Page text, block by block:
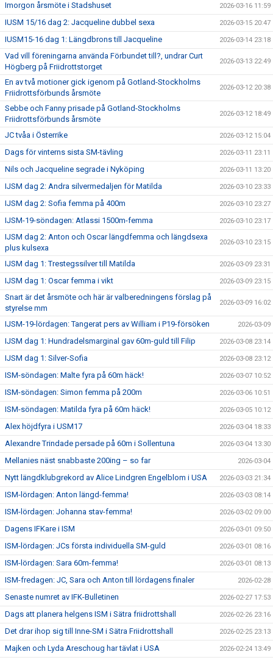
Imorgon årsmöte i Stadshuset 2026-03-16 11:59
IUSM 15/16 dag 2: Jacqueline dubbel sexa 2026-03-15 20:47
IUSM15-16 dag 1: Längdbrons till Jacqueline 2026-03-14 23:18
Vad vill föreningarna använda Förbundet till?, undrar Curt
Högberg på Friidrottstorget
2026-03-13 22:49
En av två motioner gick igenom på Gotland-Stockholms
Friidrottsförbunds årsmöte
2026-03-12 20:38
Sebbe och Fanny prisade på Gotland-Stockholms
Friidrottsförbunds årsmöte
2026-03-12 18:49
JC tvåa i Österrike 2026-03-12 15:04
Dags för vinterns sista SM-tävling 2026-03-11 23:11
Nils och Jacqueline segrade i Nyköping 2026-03-11 13:20
IJSM dag 2: Andra silvermedaljen för Matilda 2026-03-10 23:33
IJSM dag 2: Sofia femma på 400m 2026-03-10 23:27
IJSM-19-söndagen: Atlassi 1500m-femma 2026-03-10 23:17
IJSM dag 2: Anton och Oscar längdfemma och längdsexa
plus kulsexa
2026-03-10 23:15
IJSM dag 1: Trestegssilver till Matilda 2026-03-09 23:31
IJSM dag 1: Oscar femma i vikt 2026-03-09 23:15
Snart är det årsmöte och här är valberedningens förslag på
styrelse mm
2026-03-09 16:02
IJSM-19-lördagen: Tangerat pers av William i P19-försöken 2026-03-09
IJSM dag 1: Hundradelsmarginal gav 60m-guld till Filip 2026-03-08 23:14
IJSM dag 1: Silver-Sofia 2026-03-08 23:12
ISM-söndagen: Malte fyra på 60m häck! 2026-03-07 10:52
ISM-söndagen: Simon femma på 200m 2026-03-06 10:51
ISM-söndagen: Matilda fyra på 60m häck! 2026-03-05 10:12
Alex höjdfyra i USM17 2026-03-04 18:33
Alexandre Trindade persade på 60m i Sollentuna 2026-03-04 13:30
Mellanies näst snabbaste 200ing – so far 2026-03-04
Nytt längdklubgrekord av Alice Lindgren Engelblom i USA 2026-03-03 21:34
ISM-lördagen: Anton längd-femma! 2026-03-03 08:14
ISM-lördagen: Johanna stav-femma! 2026-03-02 09:00
Dagens IFKare i ISM 2026-03-01 09:50
ISM-lördagen: JCs första individuella SM-guld 2026-03-01 08:16
ISM-lördagen: Sara 60m-femma! 2026-03-01 08:13
ISM-fredagen: JC, Sara och Anton till lördagens finaler 2026-02-28
Senaste numret av IFK-Bulletinen 2026-02-27 17:53
Dags att planera helgens ISM i Sätra friidrottshall 2026-02-26 23:16
Det drar ihop sig till Inne-SM i Sätra Friidrottshall 2026-02-25 23:13
Majken och Lyda Areschoug har tävlat i USA 2026-02-24 13:49